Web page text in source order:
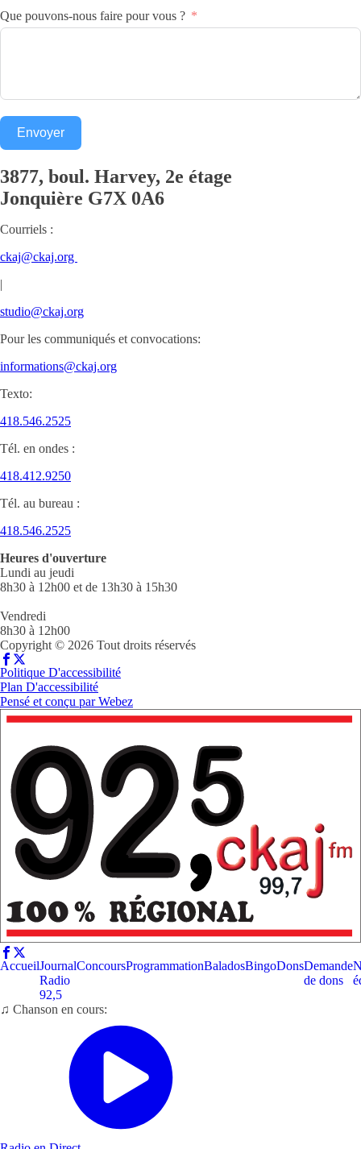
Que pouvons-nous faire pour vous ?
Envoyer
3877, boul. Harvey, 2e étage
Jonquière G7X 0A6
Courriels :
ckaj@ckaj.org
|
studio@ckaj.org
Pour les communiqués et convocations:
informations@ckaj.org
Texto:
418.546.2525
Tél. en ondes :
418.412.9250
Tél. au bureau :
418.546.2525
Heures d'ouverture
Lundi au jeudi
8h30 à 12h00 et de 13h30 à 15h30
Vendredi
8h30 à 12h00
Copyright © 2026 Tout droits réservés
Politique D'accessibilité
Plan D'accessibilité
Pensé et conçu parWebez
AccueilJournal
Radio
92,5
ConcoursProgrammationBaladosBingoDonsDemande
de dons
♫ Chanson en cours: